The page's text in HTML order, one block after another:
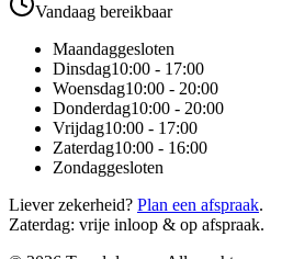
Vandaag bereikbaar
Maandaggesloten
Dinsdag10:00 - 17:00
Woensdag10:00 - 20:00
Donderdag10:00 - 20:00
Vrijdag10:00 - 17:00
Zaterdag10:00 - 16:00
Zondaggesloten
Liever zekerheid? Plan een afspraak.
Zaterdag: vrije inloop & op afspraak.